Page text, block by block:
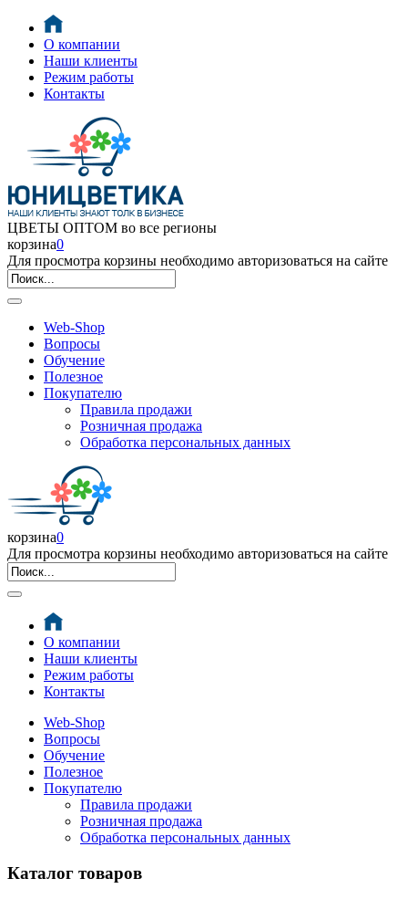
О компании
Наши клиенты
Режим работы
Контакты
ЦВЕТЫ ОПТОМ во все регионы
корзина0
Для просмотра корзины необходимо авторизоваться на сайте
Web-Shop
Вопросы
Обучение
Полезное
Покупателю
Правила продажи
Розничная продажа
Обработка персональных данных
корзина0
Для просмотра корзины необходимо авторизоваться на сайте
О компании
Наши клиенты
Режим работы
Контакты
Web-Shop
Вопросы
Обучение
Полезное
Покупателю
Правила продажи
Розничная продажа
Обработка персональных данных
Каталог товаров